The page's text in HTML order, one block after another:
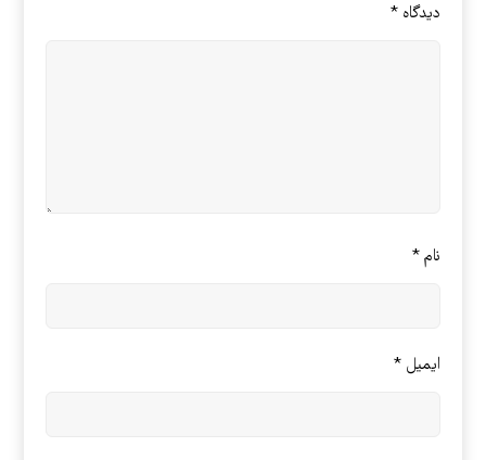
دیدگاه*
نام*
ایمیل*